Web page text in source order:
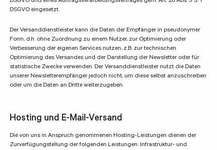
DSGVO eingesetzt.
Der Versanddienstleister kann die Daten der Empfänger in pseudonymer
Form, d.h. ohne Zuordnung zu einem Nutzer, zur Optimierung oder
Verbesserung der eigenen Services nutzen, z.B. zur technischen
Optimierung des Versandes und der Darstellung der Newsletter oder für
statistische Zwecke verwenden. Der Versanddienstleister nutzt die Daten
unserer Newsletterempfänger jedoch nicht, um diese selbst anzuschreiben
oder um die Daten an Dritte weiterzugeben.
Hosting und E-Mail-Versand
Die von uns in Anspruch genommenen Hosting-Leistungen dienen der
Zurverfügungstellung der folgenden Leistungen: Infrastruktur- und